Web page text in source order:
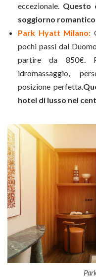
eccezionale. Questo
soggiorno
Park Hyatt Milano:
pochi passi dal
partire da 850€.
idromassaggio,
posizione perfetta.
hotel di lusso nel